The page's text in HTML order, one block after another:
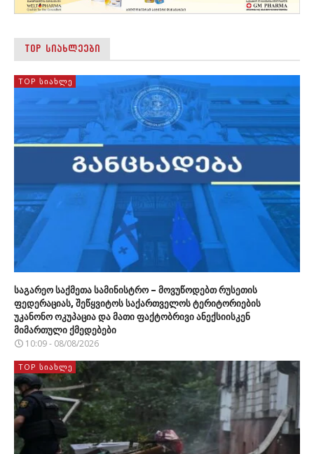
TOP ᲡᲘᲐᲮᲚᲔᲔᲑᲘ
TOP ᲡᲘᲐᲮᲚᲔ
საგარეო საქმეთა სამინისტრო – მოვუწოდებთ რუსეთის
ფედერაციას, შეწყვიტოს საქართველოს ტერიტორიების
უკანონო ოკუპაცია და მათი ფაქტობრივი ანექსიისკენ
მიმართული ქმედებები
10:09 - 08/08/2026
TOP ᲡᲘᲐᲮᲚᲔ